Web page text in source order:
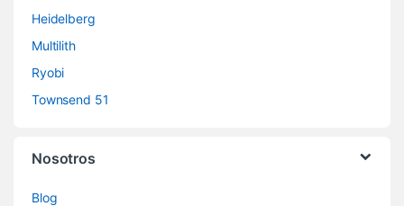
Heidelberg
Multilith
Ryobi
Townsend 51
Nosotros
Blog